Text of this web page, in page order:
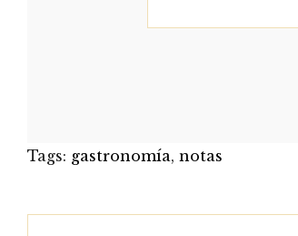
Tags: gastronomía, notas